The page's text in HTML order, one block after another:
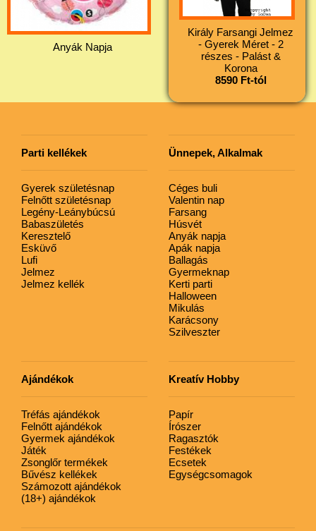
Anyák Napja
Király Farsangi Jelmez
- Gyerek Méret - 2
részes - Palást &
Korona
8590 Ft-tól
Parti kellékek
Gyerek születésnap
Felnőtt születésnap
Legény-Leánybúcsú
Babaszületés
Keresztelő
Esküvő
Lufi
Jelmez
Jelmez kellék
Ünnepek, Alkalmak
Céges buli
Valentin nap
Farsang
Húsvét
Anyák napja
Apák napja
Ballagás
Gyermeknap
Kerti parti
Halloween
Mikulás
Karácsony
Szilveszter
Ajándékok
Tréfás ajándékok
Felnőtt ajándékok
Gyermek ajándékok
Játék
Zsonglőr termékek
Bűvész kellékek
Számozott ajándékok
(18+) ajándékok
Kreatív Hobby
Papír
Írószer
Ragasztók
Festékek
Ecsetek
Egységcsomagok